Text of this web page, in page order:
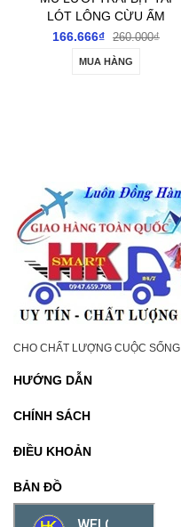
LÔNG KIỂU NGA- ẤM
ÁP; SÀNH ĐIỆU; THỜI
222.222₫ 280.000₫
TÙY CHỌN
CHO CHẤT LƯỢNG CUỘC SỐNG
HƯỚNG DẪN
CHÍNH SÁCH
ĐIỀU KHOẢN
BẢN ĐỒ